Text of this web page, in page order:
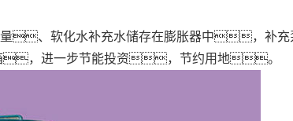
、软化水补充水储存在膨胀器中，补充
，进一步节能投资，节约用地。